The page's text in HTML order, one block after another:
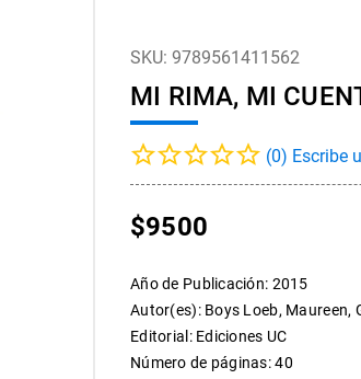
6. historia chile
7 . historia república
9. psicología
SKU: 9789561411562
MI RIMA, MI
(0)
$9500
Año de Publicación: 2015
Autor(es): Boys Loeb, Maureen,
Editorial : Ediciones UC
Número de páginas:40